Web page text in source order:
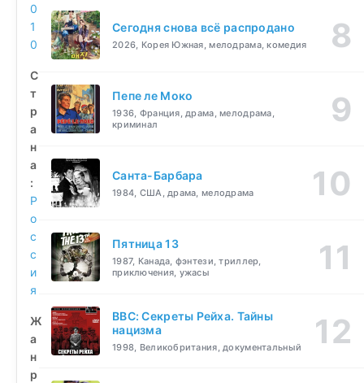
0
1
0
С
т
р
а
н
а
:
Р
о
с
с
и
я
Ж
а
н
р
Сегодня снова всё распродано
2026, Корея Южная, мелодрама, комедия
Пепе ле Моко
1936, Франция, драма, мелодрама,
криминал
Санта-Барбара
1984, США, драма, мелодрама
Пятница 13
1987, Канада, фэнтези, триллер,
приключения, ужасы
BBC: Секреты Рейха. Тайны
нацизма
1998, Великобритания, документальный